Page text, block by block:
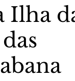
Negocio
Ilha